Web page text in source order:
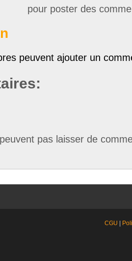
pour poster des
peuvent ajouter un
pas laisser de
CGU